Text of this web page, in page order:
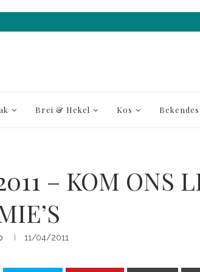
Brei & Hekel Kos Bekendes
– KOM ONS
11/04/2011